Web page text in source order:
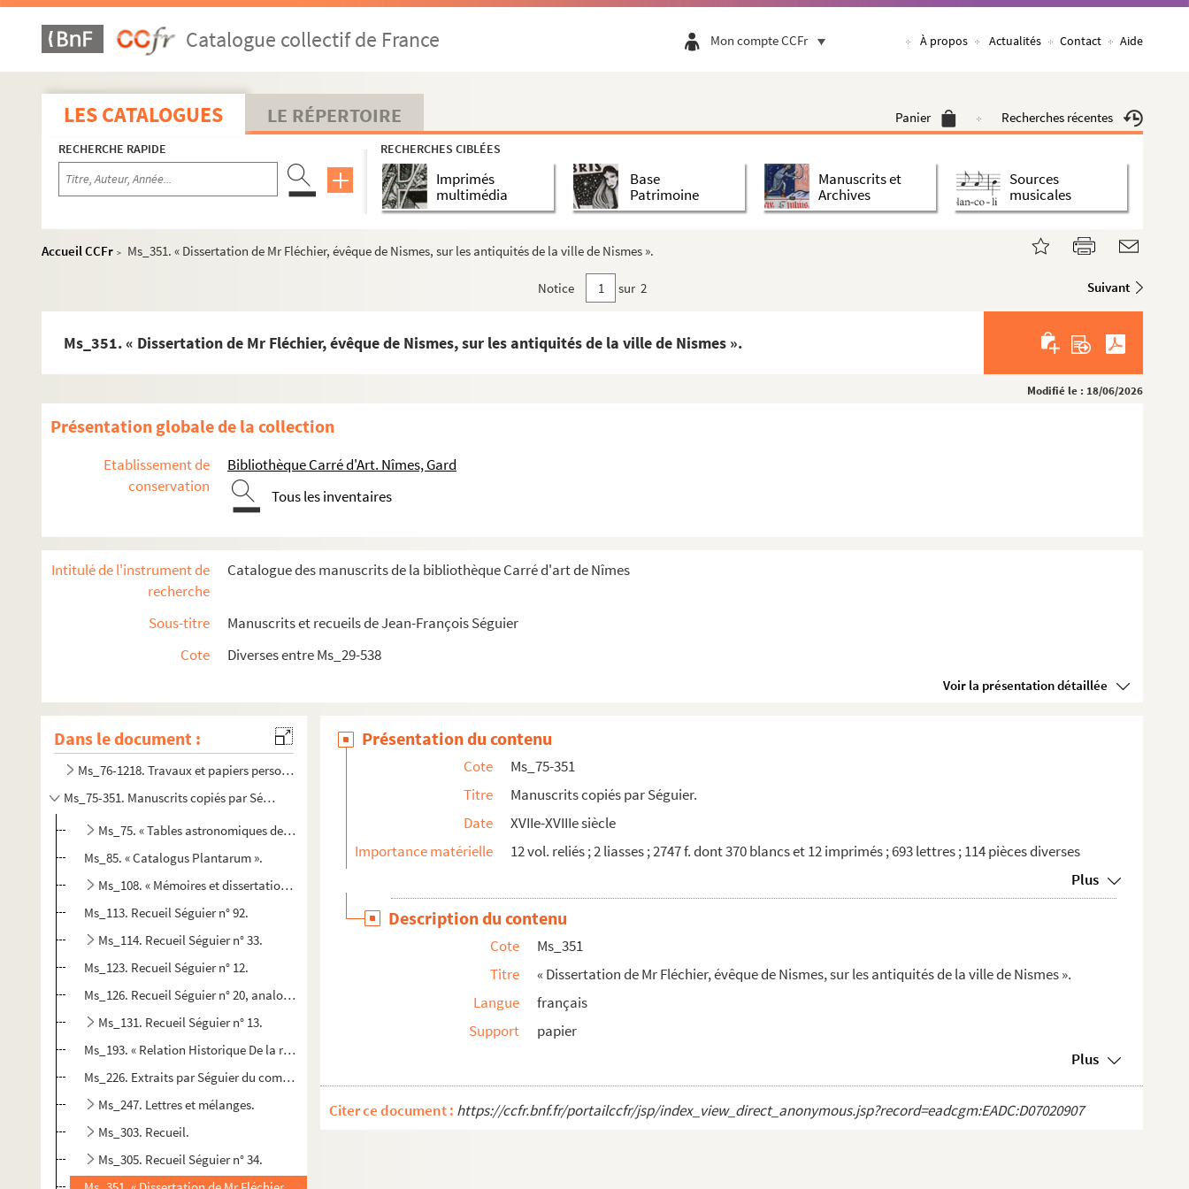
Catalogue collectif de France Mon compte CCFr À propos Actualités Contact Aide
LES CATALOGUES LE RÉPERTOIRE Panier Recherches récentes
RECHERCHE RAPIDE RECHERCHES CIBLÉES
Imprimés
multimédia
Base
Patrimoine
Manuscrits et
Archives
Sources
musicales
Accueil CCFr > Ms_351. « Dissertation de Mr Fléchier, évêque de Nismes, sur les antiquités de la ville de Nismes ».
Notice sur 2 Suivant
Ms_351. « Dissertation de Mr Fléchier, évêque de Nismes, sur les antiquités de la ville de Nismes ».
Modifié le : 18/06/2026
Présentation globale de la collection
Etablissement de
conservation
Bibliothèque Carré d'Art. Nîmes, Gard
Tous les inventaires
Intitulé de l'instrument de
recherche
Catalogue des manuscrits de la bibliothèque Carré d'art de Nîmes
Sous-titre
Manuscrits et recueils de Jean-François Séguier
Cote
Diverses entre Ms_29-538
Voir la présentation détaillée
Dans le document :
Ms_76-1218. Travaux et papiers personnels de Jean-François Séguier
Ms_75-351. Manuscrits copiés par Séguier.
Ms_75. « Tables astronomiques de Mr Jacques Cassini, avec un abrégé d'astronomie, par Mr Jean Dominique Cas...
Ms_85. « Catalogus Plantarum ».
Ms_108. « Mémoires et dissertations sur les antiquités de Nismes, extraits des ouvrages de Rulman et de Guir...
Ms_113. Recueil Séguier n° 92.
Ms_114. Recueil Séguier n° 33.
Ms_123. Recueil Séguier n° 12.
Ms_126. Recueil Séguier n° 20, analogue au précédent.
Ms_131. Recueil Séguier n° 13.
Ms_193. « Relation Historique De la révolte des Fanatiques ou des Camisards, par M. Charles Joseph de La Bau...
Ms_226. Extraits par Séguier du commentaire de Henricus Ernestius sur le Libellus de interpretandis Romanoru...
Ms_247. Lettres et mélanges.
Ms_303. Recueil.
Ms_305. Recueil Séguier n° 34.
Présentation du contenu
Cote
Ms_75-351
Titre
Manuscrits copiés par Séguier.
Date
XVIIe-XVIIIe siècle
Importance matérielle
12 vol. reliés ; 2 liasses ; 2747 f. dont 370 blancs et 12 imprimés ; 693 lettres ; 114 pièces diverses
Plus
Description du contenu
Cote
Ms_351
Titre
« Dissertation de Mr Fléchier, évêque de Nismes, sur les antiquités de la ville de Nismes ».
Langue
français
Support
papier
Plus
Citer ce document : https://ccfr.bnf.fr/portailccfr/jsp/index_view_direct_anonymous.jsp?record=eadcgm:EADC:D07020907